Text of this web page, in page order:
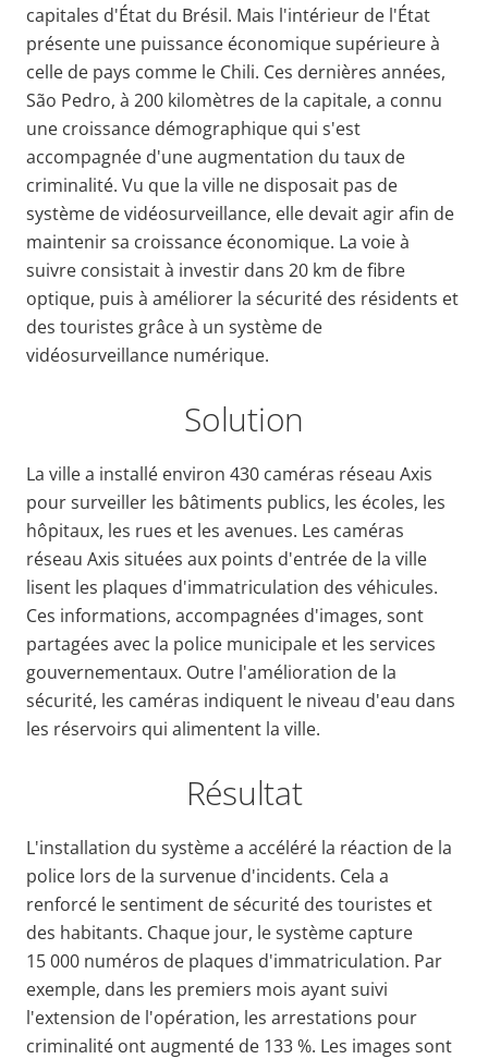
capitales d'État du Brésil. Mais l'intérieur de l'État
présente une puissance économique supérieure à
celle de pays comme le Chili. Ces dernières années,
São Pedro, à 200 kilomètres de la capitale, a connu
une croissance démographique qui s'est
accompagnée d'une augmentation du taux de
criminalité. Vu que la ville ne disposait pas de
système de vidéosurveillance, elle devait agir afin de
maintenir sa croissance économique. La voie à
suivre consistait à investir dans 20 km de fibre
optique, puis à améliorer la sécurité des résidents et
des touristes grâce à un système de
vidéosurveillance numérique.
Solution
La ville a installé environ 430 caméras réseau Axis
pour surveiller les bâtiments publics, les écoles, les
hôpitaux, les rues et les avenues. Les caméras
réseau Axis situées aux points d'entrée de la ville
lisent les plaques d'immatriculation des véhicules.
Ces informations, accompagnées d'images, sont
partagées avec la police municipale et les services
gouvernementaux. Outre l'amélioration de la
sécurité, les caméras indiquent le niveau d'eau dans
les réservoirs qui alimentent la ville.
Résultat
L'installation du système a accéléré la réaction de la
police lors de la survenue d'incidents. Cela a
renforcé le sentiment de sécurité des touristes et
des habitants. Chaque jour, le système capture
15 000 numéros de plaques d'immatriculation. Par
exemple, dans les premiers mois ayant suivi
l'extension de l'opération, les arrestations pour
criminalité ont augmenté de 133 %. Les images sont